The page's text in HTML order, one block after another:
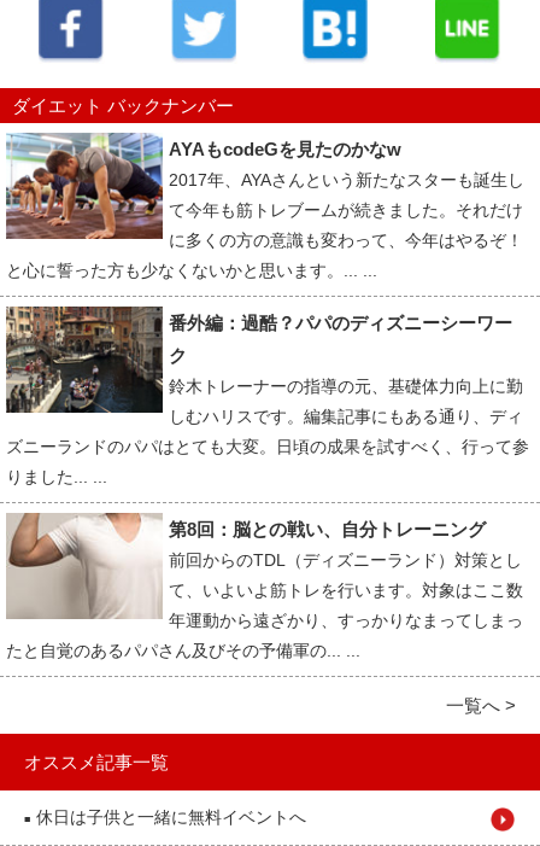
ダイエット バックナンバー
AYAもcodeGを見たのかなw
2017年、AYAさんという新たなスターも誕生し
て今年も筋トレブームが続きました。それだけ
に多くの方の意識も変わって、今年はやるぞ！
と心に誓った方も少なくないかと思います。... ...
番外編：過酷？パパのディズニーシーワー
ク
鈴木トレーナーの指導の元、基礎体力向上に勤
しむハリスです。編集記事にもある通り、ディ
ズニーランドのパパはとても大変。日頃の成果を試すべく、行って参
りました... ...
第8回：脳との戦い、自分トレーニング
前回からのTDL（ディズニーランド）対策とし
て、いよいよ筋トレを行います。対象はここ数
年運動から遠ざかり、すっかりなまってしまっ
たと自覚のあるパパさん及びその予備軍の... ...
一覧へ >
オススメ記事一覧
■ 休日は子供と一緒に無料イベントへ